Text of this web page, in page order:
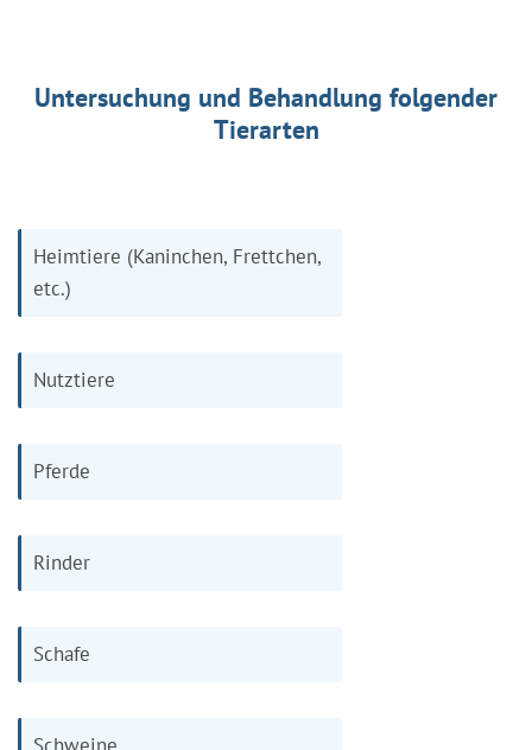
Untersuchung und Behandlung folgender
Tierarten
Heimtiere (Kaninchen, Frettchen,
etc.)
Nutztiere
Pferde
Rinder
Schafe